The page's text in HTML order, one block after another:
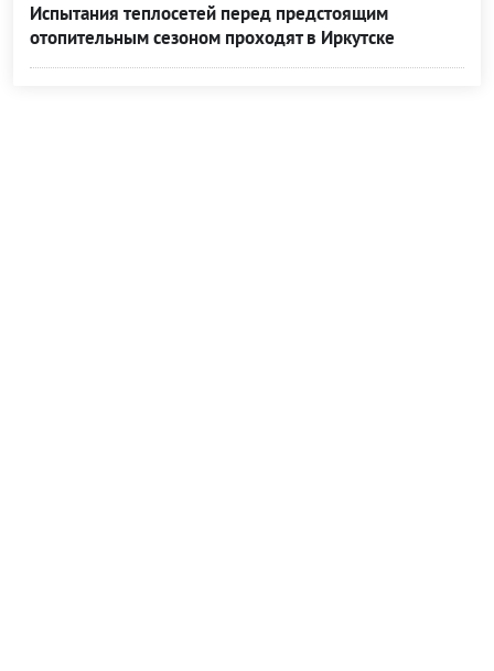
Испытания теплосетей перед предстоящим
отопительным сезоном проходят в Иркутске